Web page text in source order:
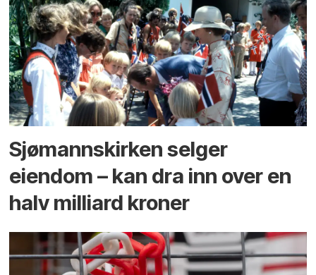
Sjømannskirken selger
eiendom – kan dra inn over en
halv milliard kroner